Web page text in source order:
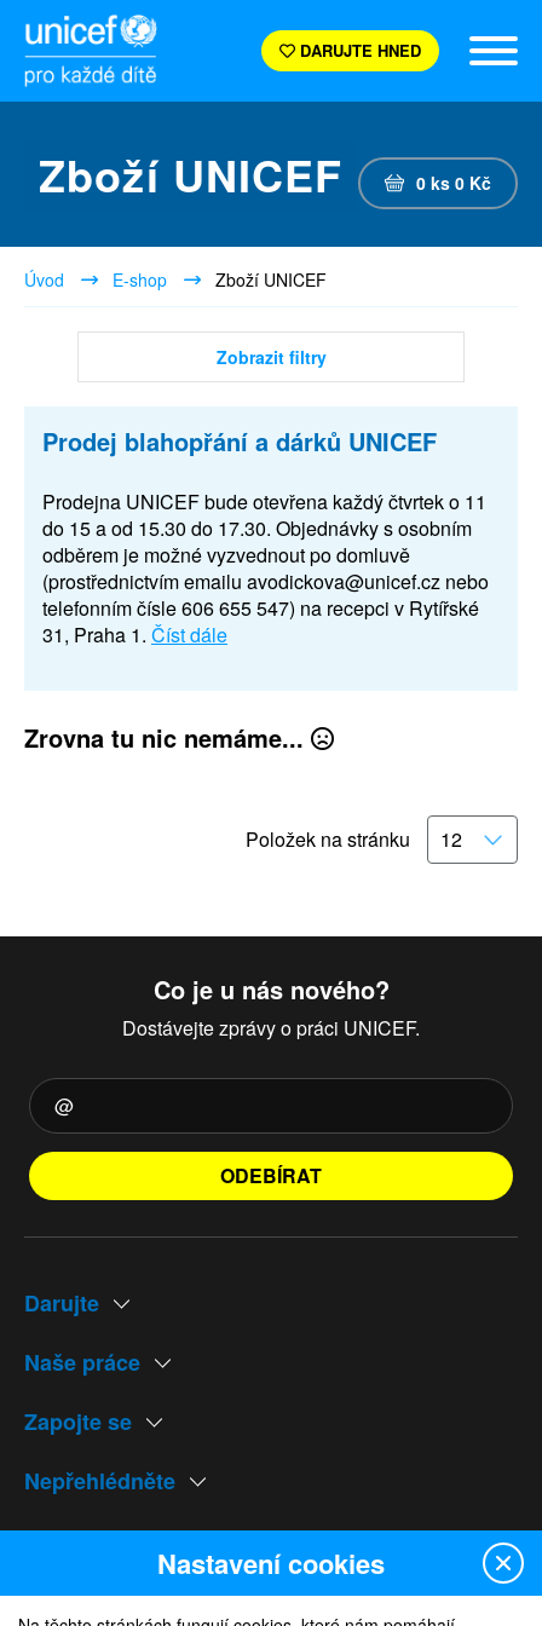
DARUJTE HNED
Zboží UNICEF 0 ks 0 Kč
Úvod E-shop Zboží UNICEF
Zobrazit filtry
Prodej blahopřání a dárků UNICEF
Prodejna UNICEF bude otevřena každý čtvrtek o 11
do 15 a od 15.30 do 17.30. Objednávky s osobním
odběrem je možné vyzvednout po domluvě
(prostřednictvím emailu avodickova@unicef.cz nebo
telefonním čísle 606 655 547) na recepci v Rytířské
31, Praha 1. Číst dále
Zrovna tu nic nemáme...
Položek na stránku
Co je u nás nového?
Dostávejte zprávy o práci UNICEF.
ODEBÍRAT
Darujte
Naše práce
Zapojte se
Nepřehlédněte
Naše weby
Nastavení cookies